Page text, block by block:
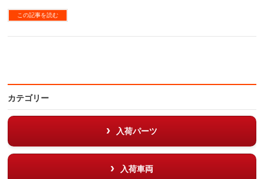
この記事を読む
カテゴリー
入荷パーツ
入荷車両